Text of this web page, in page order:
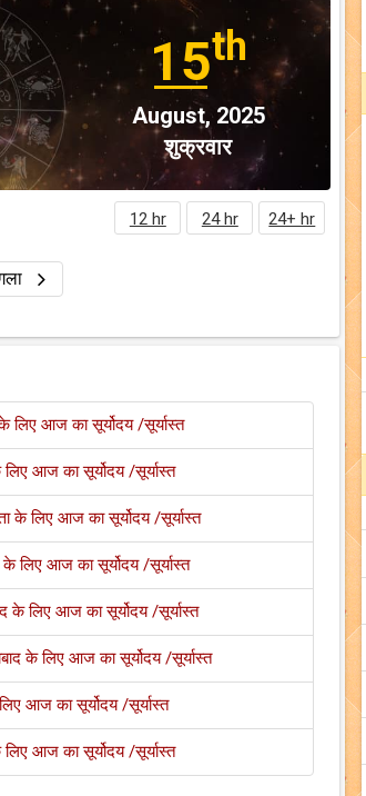
15th
August, 2025
शुक्रवार
12 hr 24 hr 24+ hr
लिए आज का सूर्योदय /सूर्यास्त
आज का सूर्योदय /सूर्यास्त
के लिए आज का सूर्योदय /सूर्यास्त
के लिए आज का सूर्योदय /सूर्यास्त
के लिए आज का सूर्योदय /सूर्यास्त
के लिए आज का सूर्योदय /सूर्यास्त
आज का सूर्योदय /सूर्यास्त
लिए आज का सूर्योदय /सूर्यास्त